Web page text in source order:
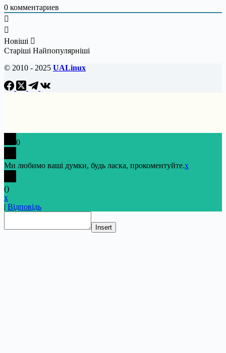
0 комментариев
Новіші
Старіші Найпопулярніші
© 2010 - 2025 UALinux
0
Ми любимо ваші думки, будь ласка, прокоментуйте.x
()
x
| Відповідь
Insert